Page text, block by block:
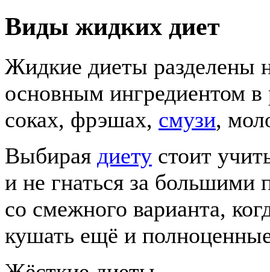
Виды жидких диет
Жидкие диеты разделены
основным ингредиентом
соках, фрэшах, смузи,
Выбирая диету стоит
и не гнаться за большими
со смежного варианта,
кушать ещё и